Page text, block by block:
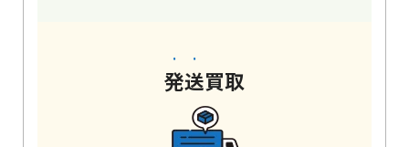
発送買取